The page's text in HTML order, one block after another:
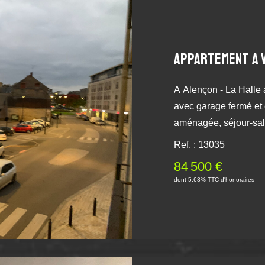
notre agence Kôté
APPARTEMENT A
A Alençon - La Halle
avec garage fermé
aménagée, séjour-
et wc. Placards.
auxquels ce bien
Géorisques :
Ref. : 13035
84 500 €
dont 5.63% TTC d'honoraires